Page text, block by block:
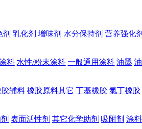
剂 乳化剂 增味剂 水分保持剂 营养强化剂
料 水性/粉末涂料 一般通用涂料 油墨
胶辅料 橡胶原料其它 丁基橡胶 氯丁橡胶
表面活性剂 其它化学助剂 吸附剂 涂